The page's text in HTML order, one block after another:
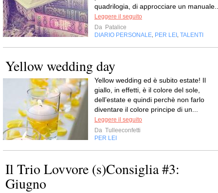
quadrilogia, di approcciare un
Leggere il seguito
Da Patalice
DIARIO PERSONALE PER LEI TALENTI
Yellow wedding day
Yellow wedding ed è subito estate! Il
giallo, in effetti, è il colore del sole,
dell’estate e quindi perchè non farlo
diventare il colore principe di un...
Leggere il seguito
Da Tulleeconfetti
PER LEI
Il Trio Lovvore (s)Consiglia #3:
Giugno